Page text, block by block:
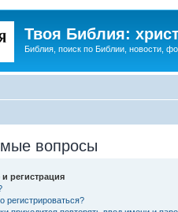
Твоя Библия:
Библия, поиск по Библии, новости,
вопросы
регистрация